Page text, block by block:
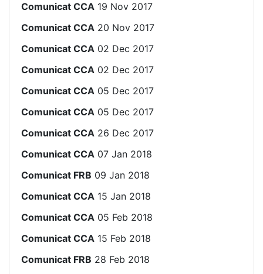
Comunicat CCA 19 Nov 2017
Comunicat CCA 20 Nov 2017
Comunicat CCA 02 Dec 2017
Comunicat CCA 02 Dec 2017
Comunicat CCA 05 Dec 2017
Comunicat CCA 05 Dec 2017
Comunicat CCA 26 Dec 2017
Comunicat CCA 07 Jan 2018
Comunicat FRB 09 Jan 2018
Comunicat CCA 15 Jan 2018
Comunicat CCA 05 Feb 2018
Comunicat CCA 15 Feb 2018
Comunicat FRB 28 Feb 2018